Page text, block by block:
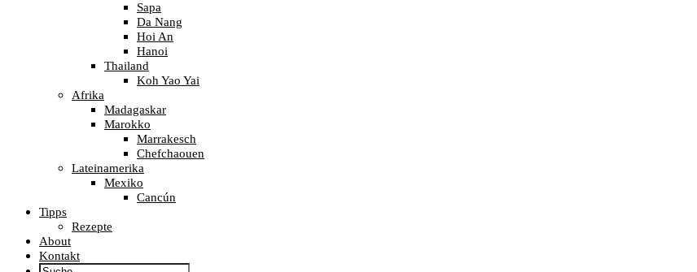
Sapa
Da Nang
Hoi An
Hanoi
Thailand
Koh Yao Yai
Afrika
Madagaskar
Marokko
Marrakesch
Chefchaouen
Lateinamerika
Mexiko
Cancún
Tipps
Rezepte
About
Kontakt